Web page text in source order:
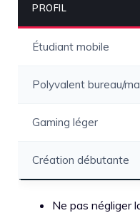
PROFIL
Étudiant mobile
Polyvalent bureau/
Gaming léger
Création débutante
Ne pas négliger